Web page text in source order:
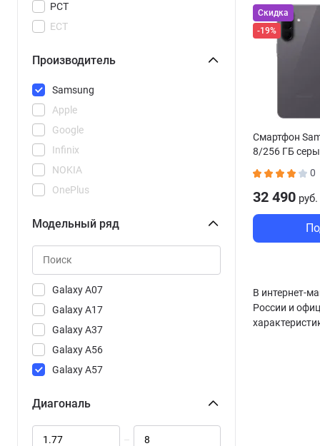
РСТ
ЕСТ
Производитель
Apple
Google
Infinix
NOKIA
OnePlus
REDMI
Realme
Samsung
Vivo
Xiaomi
Модельный ряд
Galaxy A07
Galaxy A17
Galaxy A37
Galaxy A56
Galaxy A57
Galaxy S25 FE
Galaxy S25 Ultra
Диагональ
–
Скидка
-19%
Смартфон
8/256 ГБ
0
32 490 руб.
В интернет-
России и